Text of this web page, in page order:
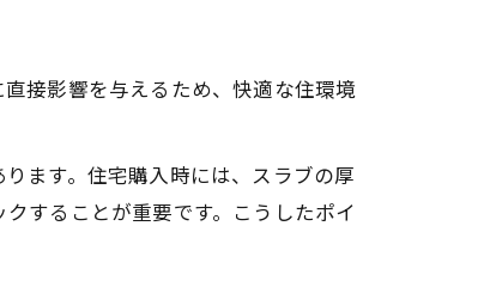
接影響を与えるため、快適な住環境
ます。住宅購入時には、スラブの厚
することが重要です。こうしたポイ